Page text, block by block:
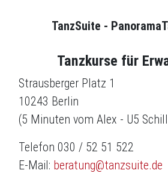
TanzSuite -
Tanzkurse für
Strausberger Platz 1
10243 Berlin
(5 Minuten vom Alex - U5
Telefon 030 / 52 51 522
E-Mail: beratung@tanzsuite.de